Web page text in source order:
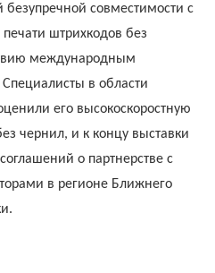
безупречной совместимости с
штрихкодов без
международным
в области
его высокоскоростную
чернил, и к концу выставки
о партнерстве с
в регионе Ближнего